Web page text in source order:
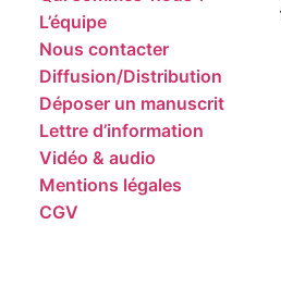
L’équipe
Nous contacter
Diffusion/Distribution
Déposer un manuscrit
Lettre d’information
Vidéo & audio
Mentions légales
CGV